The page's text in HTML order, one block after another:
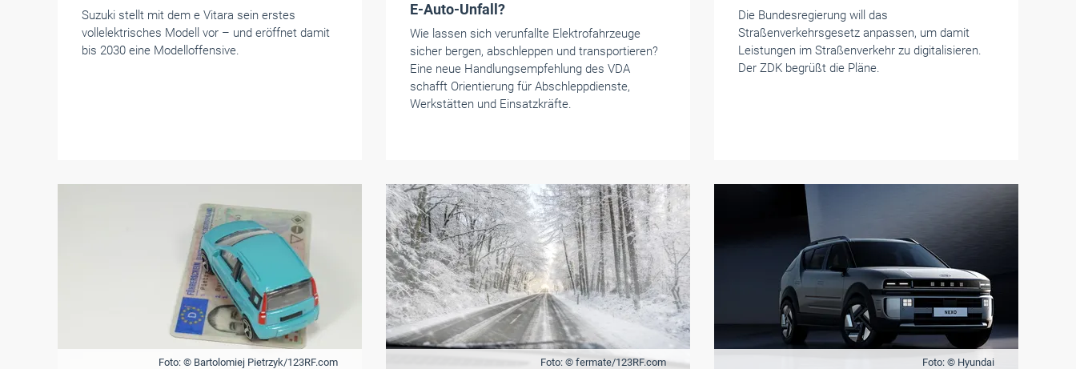
Suzuki stellt mit dem e Vitara sein erstes
vollelektrisches Modell vor – und eröffnet damit
bis 2030 eine Modelloffensive.
E-Auto-Unfall?
Wie lassen sich verunfallte Elektrofahrzeuge
sicher bergen, abschleppen und transportieren?
Eine neue Handlungsempfehlung des VDA
schafft Orientierung für Abschleppdienste,
Werkstätten und Einsatzkräfte.
Die Bundesregierung will das
Straßenverkehrsgesetz anpassen, um damit
Leistungen im Straßenverkehr zu digitalisieren.
Der ZDK begrüßt die Pläne.
Foto: © Bartolomiej Pietrzyk/123RF.com Foto: © fermate/123RF.com Foto: © Hyundai